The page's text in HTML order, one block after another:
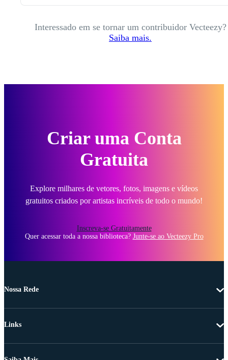
Interessado em se tornar um contribuidor Vecteezy?
Saiba mais.
Criar uma Conta
Gratuita
Explore milhares de vetores, fotos, imagens e vídeos
gratuitos criados por artistas incríveis de todo o mundo!
Inscreva-se Gratuitamente
Quer acessar toda a nossa biblioteca? Junte-se ao Vecteezy Pro
Nossa Rede
Links